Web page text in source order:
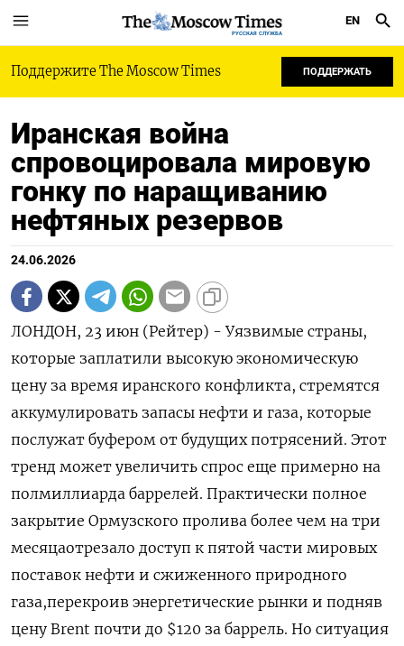
РУССКАЯ СЛУЖБА
EN
Поддержите The Moscow Times ПОДДЕРЖАТЬ
Иранская война
спровоцировала мировую
гонку по наращиванию
нефтяных резервов
24.06.2026
ЛОНДОН, 23 июн (Рейтер) - Уязвимые страны,
которые заплатили высокую экономическую
цену за время иранского конфликта, стремятся
аккумулировать запасы нефти и газа, которые
послужат буфером от будущих потрясений. Этот
тренд может увеличить спрос еще примерно на
полмиллиарда баррелей. Практически полное
закрытие Ормузского пролива более чем на три
месяцаотрезало доступ к пятой части мировых
поставок нефти и сжиженного природного
газа,перекроив энергетические рынки и подняв
цену Brent почти до $120 за баррель. Но ситуация